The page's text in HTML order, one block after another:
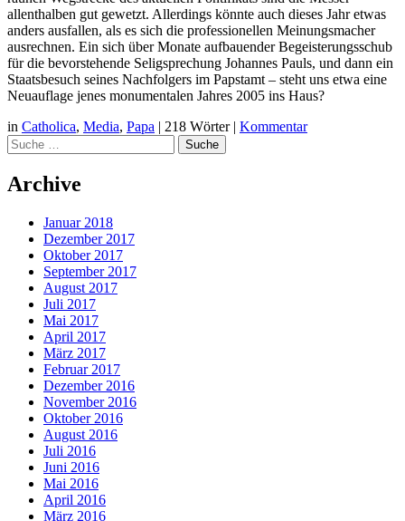
allenthalben gut gewetzt. Allerdings könnte auch dieses Jahr etwas
anders ausfallen, als es sich die professionellen Meinungsmacher
ausrechnen. Ein sich über Monate aufbauender Begeisterungsschub
für die bevorstehende Seligsprechung Johannes Pauls, und dann ein
Staatsbesuch seines Nachfolgers im Papstamt – steht uns etwa eine
Neuauflage jenes monumentalen Jahres 2005 ins Haus?
in Catholica, Media, Papa | 218 Wörter | Kommentar
Suche
Archive
Januar 2018
Dezember 2017
Oktober 2017
September 2017
August 2017
Juli 2017
Mai 2017
April 2017
März 2017
Februar 2017
Dezember 2016
November 2016
Oktober 2016
August 2016
Juli 2016
Juni 2016
Mai 2016
April 2016
März 2016